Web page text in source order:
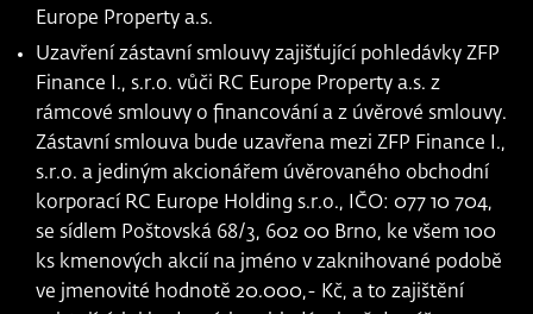
Europe Property a.s.
Uzavření zástavní smlouvy zajišťující pohledávky ZFP
Finance I., s.r.o. vůči RC Europe Property a.s. z
rámcové smlouvy o financování a z úvěrové smlouvy.
Zástavní smlouva bude uzavřena mezi ZFP Finance I.,
s.r.o. a jediným akcionářem úvěrovaného obchodní
korporací RC Europe Holding s.r.o., IČO: 077 10 704,
se sídlem Poštovská 68/3, 602 00 Brno, ke všem 100
ks kmenových akcií na jméno v zaknihované podobě
ve jmenovité hodnotě 20.000,- Kč, a to zajištění